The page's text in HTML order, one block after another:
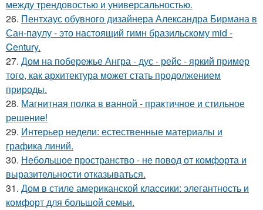
между трендовостью и универсальностью.
26. Пентхаус обувного дизайнера Александра Бирмана в
Сан-паулу - это настоящий гимн бразильскому mid -
Century.
27. Дом на побережье Ангра - дус - рейс - яркий пример
того, как архитектура может стать продолжением
природы.
28. Магнитная полка в ванной - практичное и стильное
решение!
29. Интерьер недели: естественные материалы и
графика линий.
30. Небольшое пространство - не повод от комфорта и
выразительности отказываться.
31. Дом в стиле американской классики: элегантность и
комфорт для большой семьи.